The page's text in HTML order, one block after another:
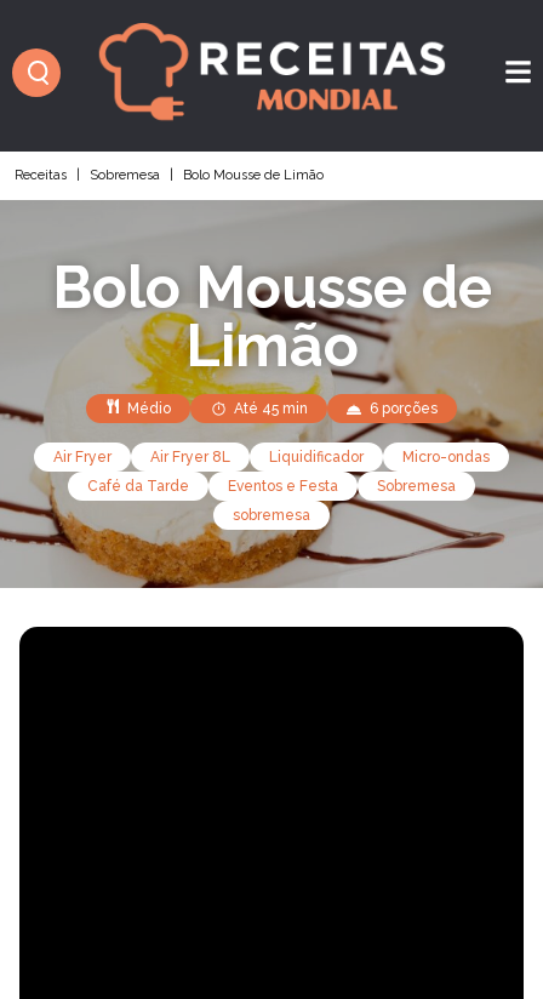
Receitas Sobremesa Bolo Mousse de Limão
Bolo Mousse de
Limão
Médio Até 45 min 6 porções
Air Fryer Air Fryer 8L Liquidificador
Micro-ondas
Café da Tarde
Eventos e Festa
Sobremesa
sobremesa